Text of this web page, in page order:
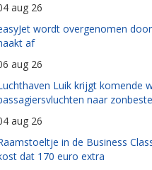
aug 26
wordt overgenomen
af
aug 26
Luik krijgt komende
naar
aug 26
in de Business
dat 170 euro extra